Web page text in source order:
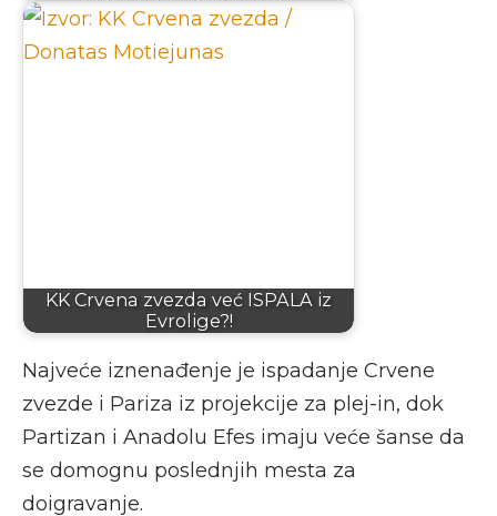
KK Crvena zvezda već ISPALA iz
Evrolige?!
Najveće iznenađenje je ispadanje Crvene
zvezde i Pariza iz projekcije za plej-in, dok
Partizan i Anadolu Efes imaju veće šanse da
se domognu poslednjih mesta za
doigravanje.